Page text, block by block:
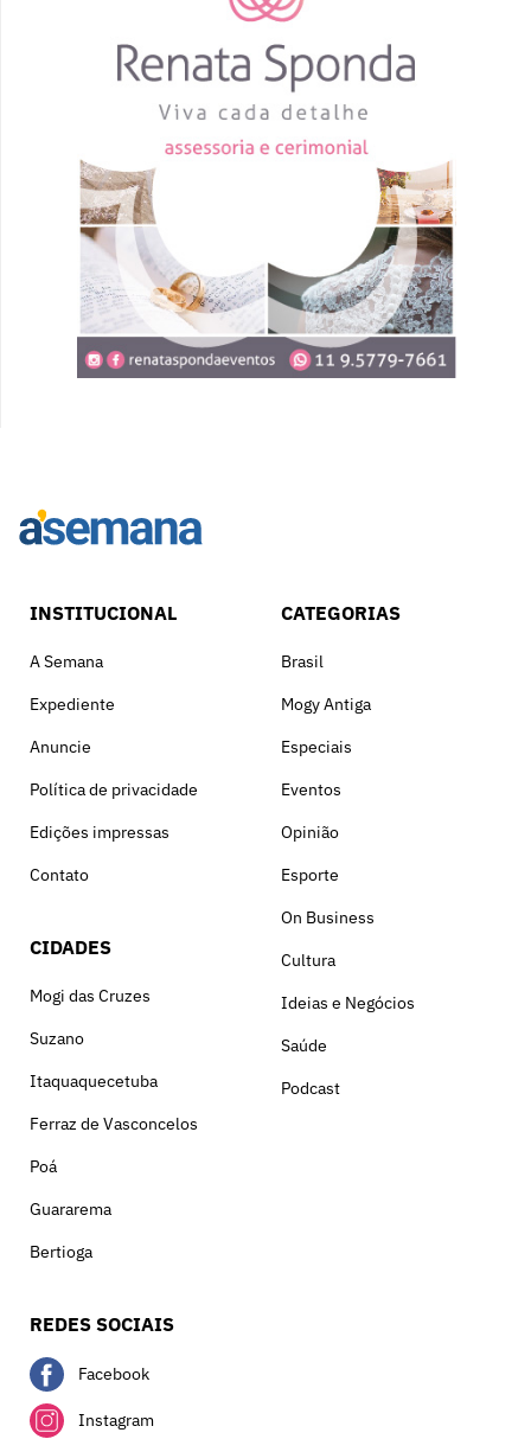
INSTITUCIONAL
A Semana
Expediente
Anuncie
Política de privacidade
Edições impressas
Contato
CIDADES
Mogi das Cruzes
Suzano
Itaquaquecetuba
Ferraz de Vasconcelos
Poá
Guararema
Bertioga
CATEGORIAS
Brasil
Mogy Antiga
Especiais
Eventos
Opinião
Esporte
On Business
Cultura
Ideias e Negócios
Saúde
Podcast
REDES SOCIAIS
Facebook
Instagram